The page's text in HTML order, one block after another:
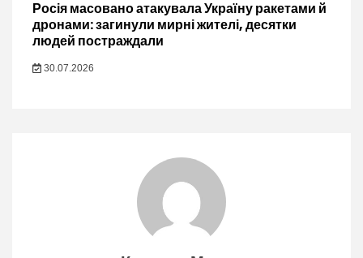
Росія масовано атакувала Україну ракетами й
дронами: загинули мирні жителі, десятки
людей постраждали
30.07.2026